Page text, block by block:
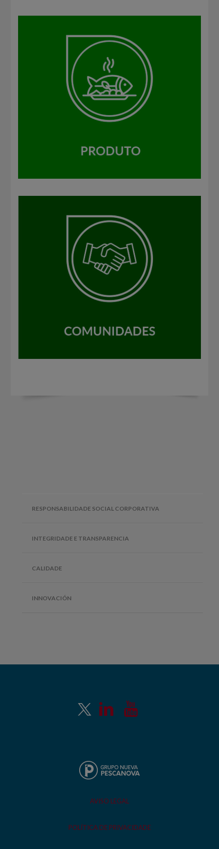
RESPONSABILIDADE SOCIAL CORPORATIVA
INTEGRIDADE E TRANSPARENCIA
CALIDADE
INNOVACIÓN
AVISO LEGAL
POLÍTICA DE PRIVACIDADE